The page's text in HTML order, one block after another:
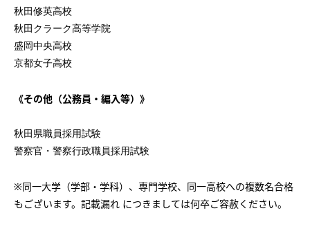
秋田修英高校
秋田クラーク高等学院
盛岡中央高校
京都女子高校
《その他（公務員・編入等） 》
秋田県職員採用試験
警察官・警察行政職員採用試験
※同一大学（学部・学科）、専門学校、同一高校への複数名合格
もございます。記載漏れ につきましては何卒ご容赦ください。